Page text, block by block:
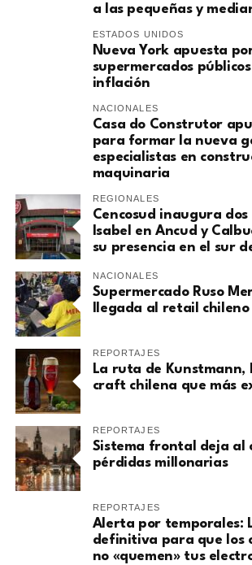
a las pequeñas y
ESTADOS UNIDOS
Nueva York apuesta
supermercados
inflación
NACIONALES
Casa do Construtor
para formar la nueva
especialistas en
maquinaria
REGIONALES
Cencosud inaugura
Isabel en Ancud y
su presencia en el sur
NACIONALES
Supermercado Ruso
llegada al retail chileno
REPORTAJES
La ruta de Kunstmann,
craft chilena que más
REPORTAJES
Sistema frontal deja al
pérdidas millonarias
REPORTAJES
Alerta por temporales:
definitiva para que los
no «quemen» tus